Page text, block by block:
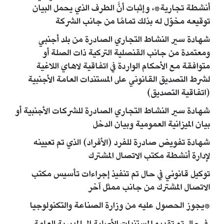
أنشطة تجارية*، وإثبات أنَّ الطرف الذي يحمل البيان
توقيعه مخوّل له بذلك تمامًا من جانب الشركة
شهادة سير النشاط التجاري الصادرة من بلد أجنبي
ومعتمدة من جانب القنصلية التركية ذات الصلة أو
متوافقة مع الأحكام الواردة في اتفاقية لاهاي اللاغية
لشرط التصديق القانوني على المستندات العامة الأجنبية
(اتفاقية التصديق)
شهادة سير النشاط التجاري الصادرة للشركات الأجنبية أو
بيان الميزانية العمومية وبيان الدخل
شهادة تفويض صادرة للفرد (الأفراد) الذي تم تعيينه
لإدارة أنشطة مكتب الاتصال المشترك
توكيل قانوني في حال تم تنفيذ إجراءات تأسيس مكتب
الاتصال المشترك من جانب ممثل آخر
*يجوز الحصول عليه من وزارة الصناعة والتكنولوجيا